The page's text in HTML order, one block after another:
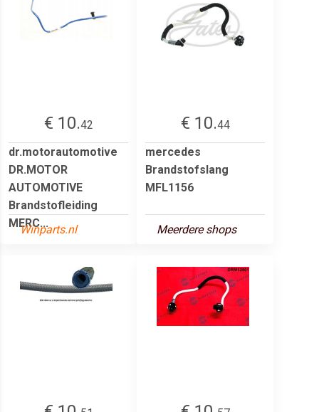
€ 10.42
dr.motorautomotive
DR.MOTOR
AUTOMOTIVE
Brandstofleiding
MERC...
Winparts.nl
€ 10.44
mercedes
Brandstofslang
MFL1156
Meerdere shops